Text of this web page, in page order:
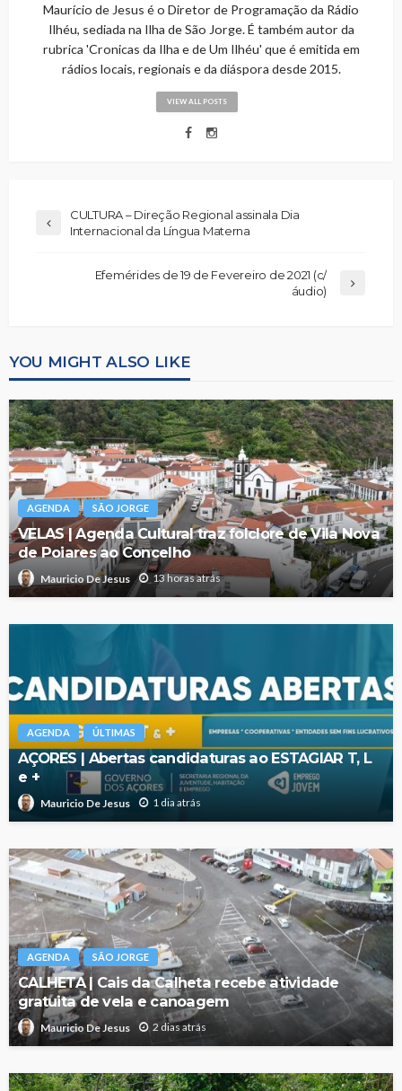
Maurício de Jesus é o Diretor de Programação da Rádio
Ilhéu, sediada na Ilha de São Jorge. É também autor da
rubrica 'Cronicas da Ilha e de Um Ilhéu' que é emitida em
rádios locais, regionais e da diáspora desde 2015.
VIEW ALL POSTS
CULTURA – Direção Regional assinala Dia
Internacional da Língua Materna
Efemérides de 19 de Fevereiro de 2021 (c/
áudio)
YOU MIGHT ALSO LIKE
AGENDA SÃO JORGE
VELAS | Agenda Cultural traz folclore de Vila Nova
de Poiares ao Concelho
Mauricio De Jesus 13 horas atrás
AGENDA ÚLTIMAS
AÇORES | Abertas candidaturas ao ESTAGIAR T, L
e +
Mauricio De Jesus 1 dia atrás
AGENDA SÃO JORGE
CALHETA | Cais da Calheta recebe atividade
gratuita de vela e canoagem
Mauricio De Jesus 2 dias atrás